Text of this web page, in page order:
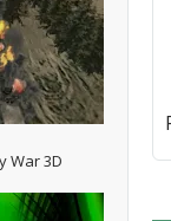
War 3D